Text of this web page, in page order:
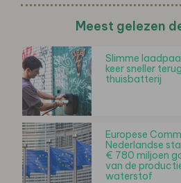
Meest gelezen
Slimme
keer sneller
thuisbatterij
Europese
Nederlandse
€ 780 miljoen
van de
waterstof